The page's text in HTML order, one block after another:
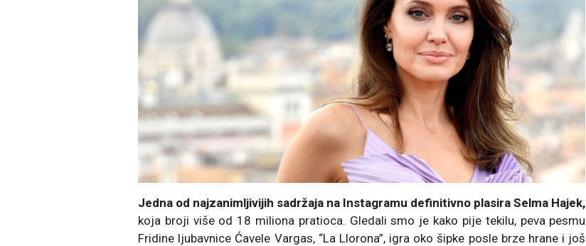
Jedna od najzanimljivijih sadržaja na Instagramu definitivno plasira Selma Hajek,
koja broji više od 18 miliona pratioca. Gledali smo je kako pije tekilu, peva pesmu
Fridine ljubavnice Ćavele Vargas, “La Llorona”, igra oko šipke posle brze hrane i još